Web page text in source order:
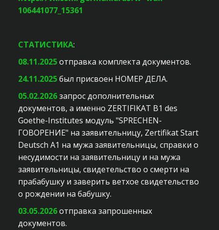
106441077_15361
СТАТИСТИКА:
08.11.2025отправка комплекта документов.
24.11.2025был присвоен НОМЕР ДЕЛА.
05.02.2026запрос дополнительных
документов, а именно ZERTIFIKAT B1 des
Goethe-Institutes модуль "SPRECHEN-
ГОВОРЕНИЕ" на заявительницу, Zertifikat Start
Deutsch A1 на мужа заявительницы, справки о
несудимости на заявительницу и на мужа
заявительницы, свидетельство о смерти на
прабабушку и заверить ветхое свидетельство
о рождении на бабушку.
03.05.2026отправка запрошенных
документов.